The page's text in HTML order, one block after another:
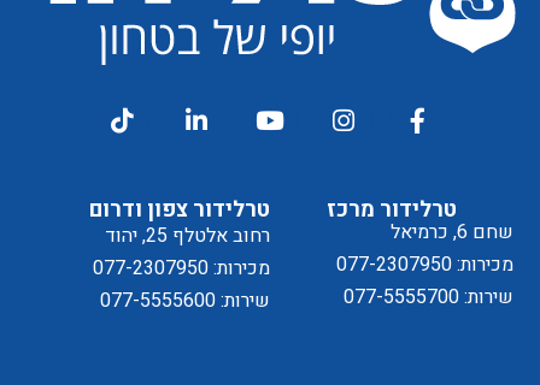
דיוור
ל
טרלידור מרכז
שחם 6, כרמיאל
מכירות: 077-2307950
שירות: 077-5555700
טרלידור צפון ודרום
רחוב אלטלף 25, יהוד
מכירות: 077-2307950
שירות: 077-5555600